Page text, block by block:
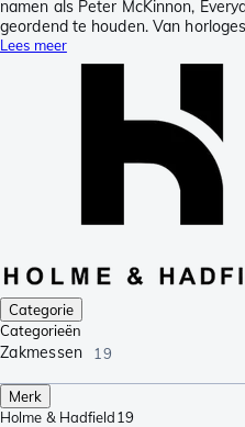
namen als Peter McKinnon,
geordend te houden. Van
Lees meer
Categorie
Categorieën
Zakmessen 19
Merk
Holme & Hadfield19